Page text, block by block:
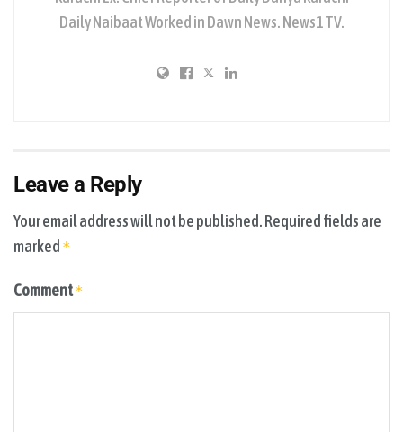
Daily Naibaat Worked in Dawn News. News1 TV.
Leave a Reply
Your email address will not be published.Required fields are
marked *
Comment*